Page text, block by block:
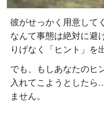
彼がせっかく用意して
なんて事態は絶対に避
りげなく「ヒント」を
でも、もしあなたのヒ
入れてこようとした
ません。